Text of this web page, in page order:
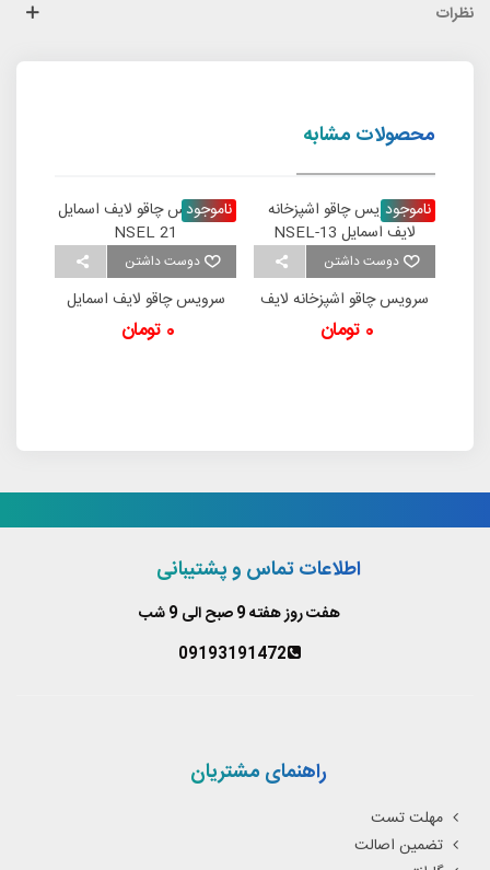
نظرات
محصولات مشابه
ناموجود
دوست داشتن
سرویس چاقو اشپزخانه لایف
اسمایل NSEL-13
0 تومان
ناموجود
دوست داشتن
سرویس چاقو لایف اسمایل
NSEL 21
0 تومان
اطلاعات تماس و پشتیبانی
هفت روز هفته 9 صبح الی 9 شب
09193191472
راهنمای مشتریان
مهلت تست
تضمین اصالت